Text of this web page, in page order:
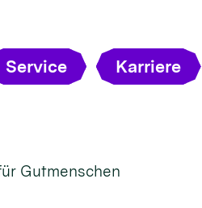
Service Karriere
Gutmenschen